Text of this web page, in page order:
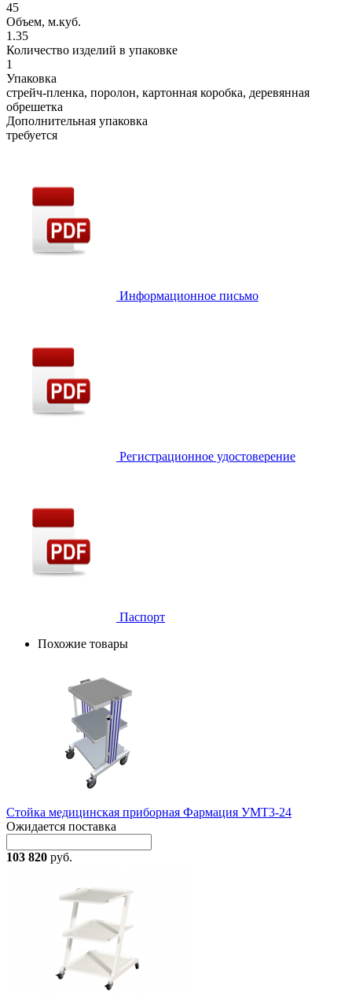
45
Объем, м.куб.
1.35
Количество изделий в упаковке
1
Упаковка
стрейч-пленка, поролон, картонная коробка, деревянная
обрешетка
Дополнительная упаковка
требуется
Информационное письмо
Регистрационное удостоверение
Паспорт
Похожие товары
Стойка медицинская приборная Фармация УМТ3-24
Ожидается поставка
103 820 руб.